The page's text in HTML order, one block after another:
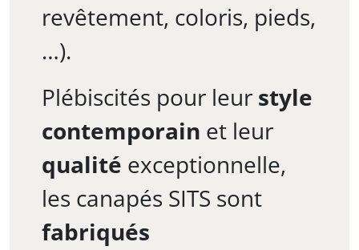
revêtement, coloris, pieds,
…).
Plébiscités pour leur style
contemporain et leur
qualité exceptionnelle,
les canapés SITS sont
fabriqués